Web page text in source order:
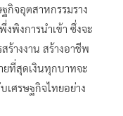
กิจอุตสาหกรรมราง
งพิงการนำเข้า ซึ่งจะ
ร้างงาน สร้างอาชีพ
ยที่สุดเงินทุกบาทจะ
เศรษฐกิจไทยอย่าง